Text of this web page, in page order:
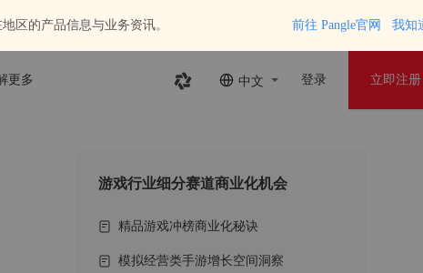
区的产品信息与业务资讯。 前往 Pangle官网 我知
更多 中文 登录 立即注册
游戏行业细分赛道商业化机会
精品游戏冲榜商业化秘诀
模拟经营类手游增长空间洞察